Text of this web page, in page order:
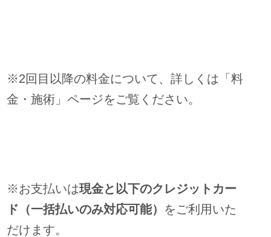
※2回目以降の料金について、詳しくは「料
金・施術」ページをご覧ください。
※お支払いは現金と以下のクレジットカー
ド（一括払いのみ対応可能） をご利用いた
だけます。